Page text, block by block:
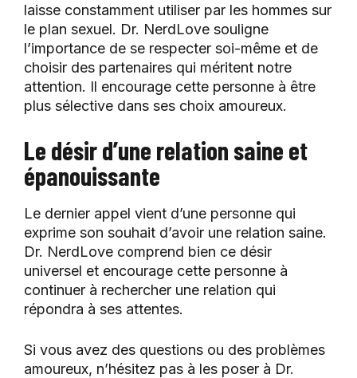
laisse constamment utiliser par les hommes sur
le plan sexuel. Dr. NerdLove souligne
l’importance de se respecter soi-même et de
choisir des partenaires qui méritent notre
attention. Il encourage cette personne à être
plus sélective dans ses choix amoureux.
Le désir d’une relation saine et
épanouissante
Le dernier appel vient d’une personne qui
exprime son souhait d’avoir une relation saine.
Dr. NerdLove comprend bien ce désir
universel et encourage cette personne à
continuer à rechercher une relation qui
répondra à ses attentes.
Si vous avez des questions ou des problèmes
amoureux, n’hésitez pas à les poser à Dr.